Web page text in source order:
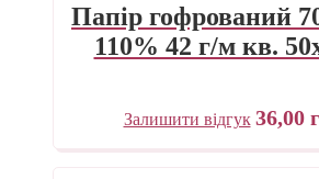
Папір гофрований
110% 42 г/м кв.
Залишити відгук 36,00